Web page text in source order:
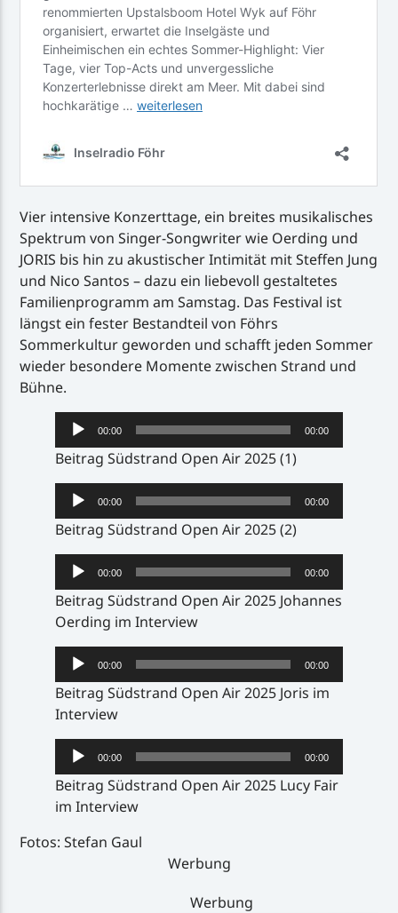
Vier intensive Konzerttage, ein breites musikalisches
Spektrum von Singer-Songwriter wie Oerding und
JORIS bis hin zu akustischer Intimität mit Steffen Jung
und Nico Santos – dazu ein liebevoll gestaltetes
Familienprogramm am Samstag. Das Festival ist
längst ein fester Bestandteil von Föhrs
Sommerkultur geworden und schafft jeden Sommer
wieder besondere Momente zwischen Strand und
Bühne.
Audio-
Player
00:00 00:00
Beitrag Südstrand Open Air 2025 (1)
Audio-
Player
00:00 00:00
Beitrag Südstrand Open Air 2025 (2)
Audio-
Player
00:00 00:00
Beitrag Südstrand Open Air 2025 Johannes
Oerding im Interview
Audio-
Player
00:00 00:00
Beitrag Südstrand Open Air 2025 Joris im
Interview
Audio-
Player
00:00 00:00
Beitrag Südstrand Open Air 2025 Lucy Fair
im Interview
Fotos: Stefan Gaul
Werbung
Werbung